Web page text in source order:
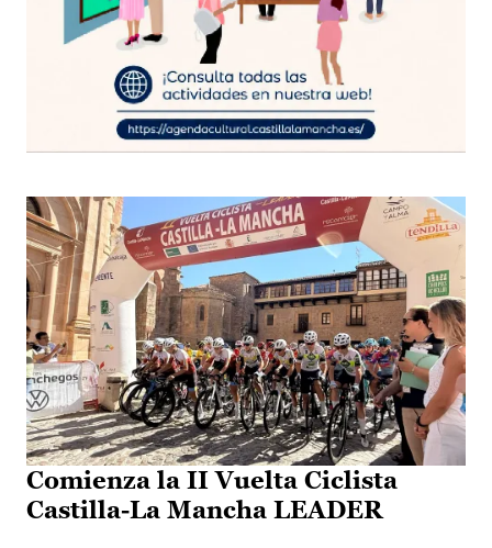
Comienza la II Vuelta Ciclista
Castilla-La Mancha LEADER